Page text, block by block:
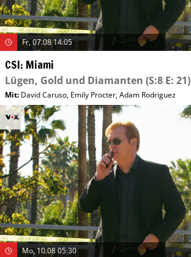
Fr, 07.08 14:05
CSI: Miami
Lügen, Gold und Diamanten (S:8 E: 21)
Mit: David Caruso, Emily Procter,Adam Rodriguez
Mo, 10.08 05:30